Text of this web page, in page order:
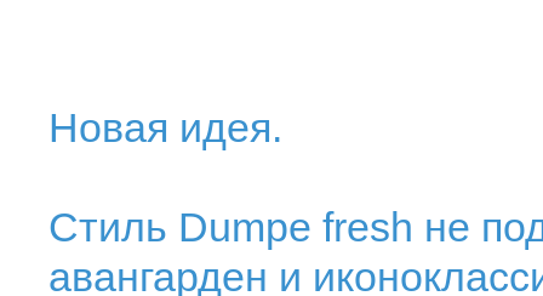
Новая идея.
Стиль Dumpe fresh не
авангарден и